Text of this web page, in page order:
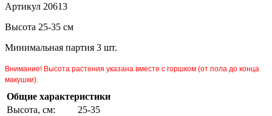
Артикул 20613
Высота 25-35 см
Минимальная партия 3 шт.
Внимание! Высота растения указана вместе с горшком (от пола до конца
макушки).
Общие характеристики
Высота, см:
25-35